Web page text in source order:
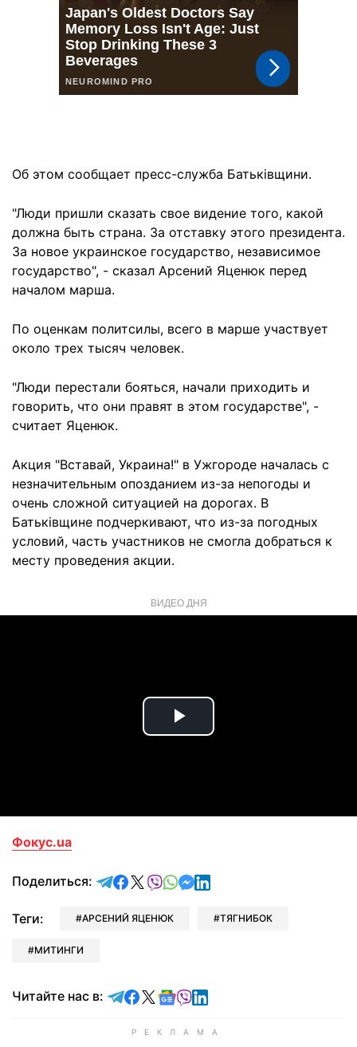
Об этом сообщает пресс-служба Батьківщини.
"Люди пришли сказать свое видение того, какой
должна быть страна. За отставку этого президента.
За новое украинское государство, независимое
государство", - сказал Арсений Яценюк перед
началом марша.
По оценкам политсилы, всего в марше участвует
около трех тысяч человек.
"Люди перестали бояться, начали приходить и
говорить, что они правят в этом государстве", -
считает Яценюк.
Акция "Вставай, Украина!" в Ужгороде началась с
незначительным опозданием из-за непогоды и
очень сложной ситуацией на дорогах. В
Батьківщине подчеркивают, что из-за погодных
условий, часть участников не смогла добраться к
месту проведения акции.
ВИДЕО ДНЯ
Play
Фокус.ua
Поделиться: отправить в Telegram
поделиться в Facebook
поделиться в X
отправить в Viber
отправить в Whatsapp
отправить в Messenger
отправить в LinkedIn
Теги: АРСЕНИЙ ЯЦЕНЮК ТЯГНИБОК
МИТИНГИ
Читайте нас в: Читайте в Telegram
Читайте в Facebook
Читайте в X
Читайте в Google news
Читайте в Viber
Читайте в LinkedIn